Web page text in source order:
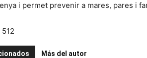
i permet prevenir a mares, pares i
512
Más del autor